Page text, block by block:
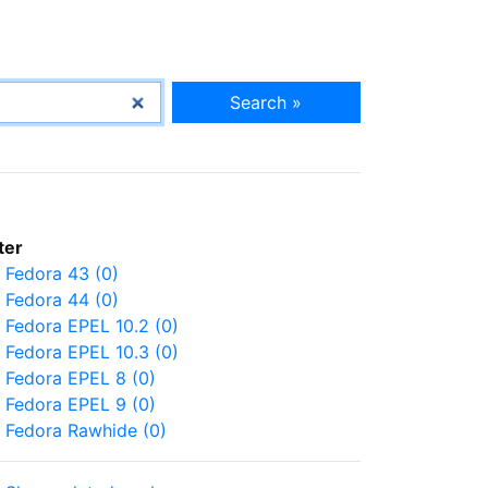
Search »
Fedora 43 (0)
Fedora 44 (0)
Fedora EPEL 10.2 (0)
Fedora EPEL 10.3 (0)
Fedora EPEL 8 (0)
Fedora EPEL 9 (0)
Fedora Rawhide (0)